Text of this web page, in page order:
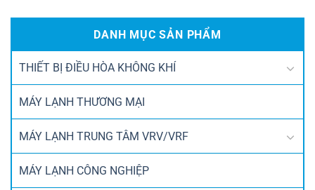
DANH MỤC SẢN PHẨM
THIẾT BỊ ĐIỀU HÒA KHÔNG KHÍ
MÁY LẠNH THƯƠNG MẠI
MÁY LẠNH TRUNG TÂM VRV/VRF
MÁY LẠNH CÔNG NGHIỆP